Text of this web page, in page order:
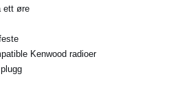
ett øre
Kenwood radioer